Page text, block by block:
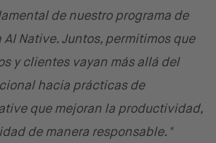
de nuestro programa de
AI Native. Juntos, permitimos que
y clientes vayan más allá del
hacia prácticas de
que mejoran la productividad,
de manera responsable."